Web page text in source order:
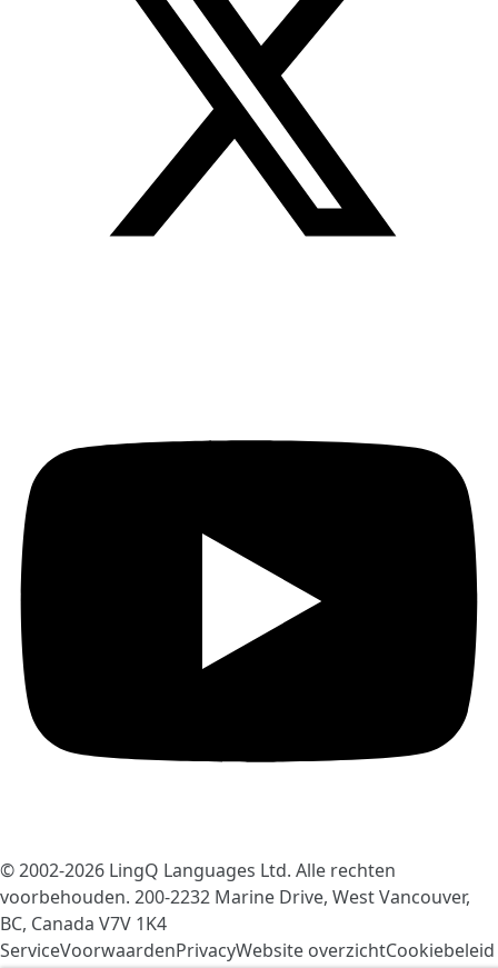
© 2002-2026 LingQ Languages Ltd. Alle rechten
voorbehouden. 200-2232 Marine Drive, West Vancouver,
BC, Canada V7V 1K4
ServiceVoorwaardenPrivacyWebsite overzichtCookiebeleid